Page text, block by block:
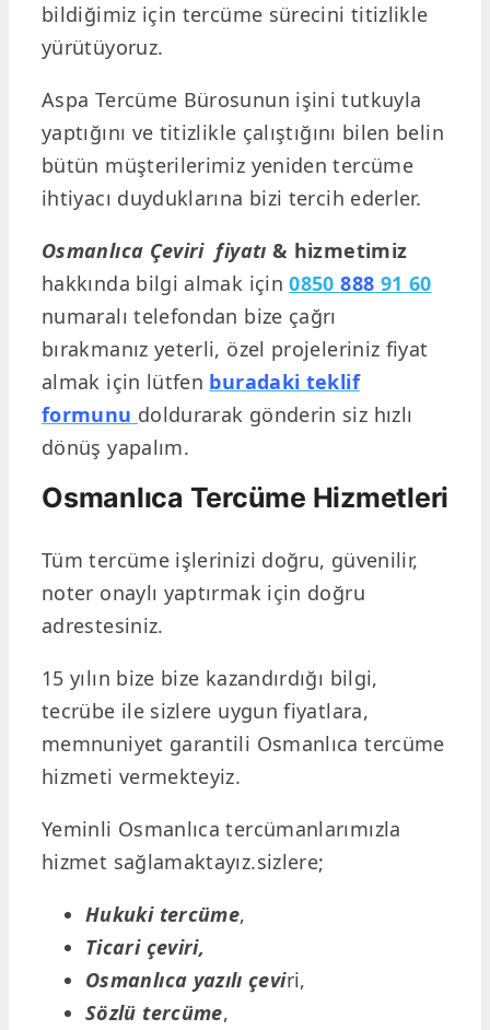
bildiğimiz için tercüme sürecini titizlikle
yürütüyoruz.
Aspa Tercüme Bürosunun işini tutkuyla
yaptığını ve titizlikle çalıştığını bilen belin
bütün müşterilerimiz yeniden tercüme
ihtiyacı duyduklarına bizi tercih ederler.
Osmanlıca Çeviri fiyatı & hizmetimiz
hakkında bilgi almak için0850888 91 60
numaralı telefondan bize çağrı
bırakmanız yeterli, özel projeleriniz fiyat
almak için lütfen buradaki teklif
formunu doldurarak gönderin siz hızlı
dönüş yapalım.
Osmanlıca Tercüme Hizmetleri
Tüm tercüme işlerinizi doğru, güvenilir,
noter onaylı yaptırmak için doğru
adrestesiniz.
15 yılın bize bize kazandırdığı bilgi,
tecrübe ile sizlere uygun fiyatlara,
memnuniyet garantili Osmanlıca tercüme
hizmeti vermekteyiz.
Yeminli Osmanlıca tercümanlarımızla
hizmet sağlamaktayız.sizlere;
Hukuki tercüme,
Ticari çeviri,
Osmanlıca yazılı çeviri,
Sözlü tercüme,